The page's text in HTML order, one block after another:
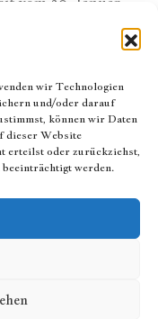
wir Technologien
und/oder darauf
können wir Daten
dieser Website
erteilst oder zurückziehst,
werden.